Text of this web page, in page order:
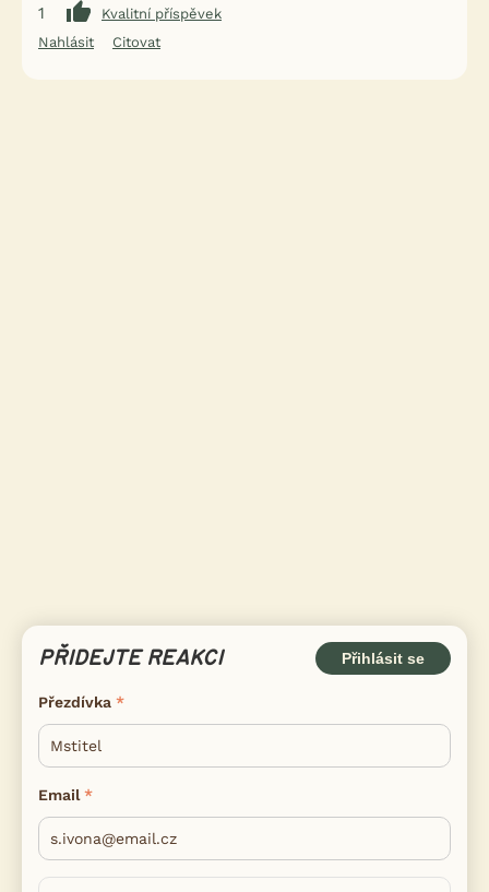
1
Kvalitní příspěvek
Nahlásit
Citovat
PŘIDEJTE REAKCI Přihlásit se
Přezdívka
Email